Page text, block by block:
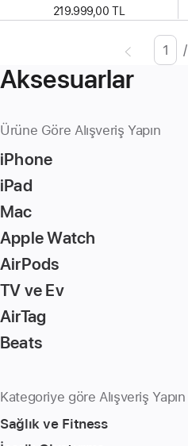
219.999,00 TL
Sayfa
Enter
/
Aksesuarlar
Ürüne Göre Alışveriş Yapın
iPhone
iPad
Mac
Apple Watch
AirPods
TV ve Ev
AirTag
Beats
Kategoriye göre Alışveriş Yapın
Sağlık ve Fitness